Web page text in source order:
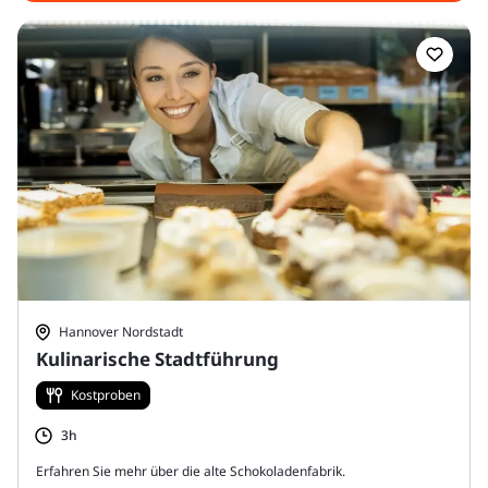
Kulinarische Stadtführung
Hannover Nordstadt
Kostproben
3h
Erfahren Sie mehr über die alte Schokoladenfabrik.